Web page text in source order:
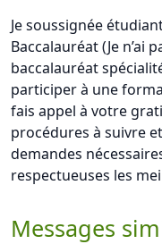
Je soussignée
Baccalauréat (Je n’ai
baccalauréat
participer à une
fais appel à votre
procédures à suivre
demandes
respectueuses les
Messages